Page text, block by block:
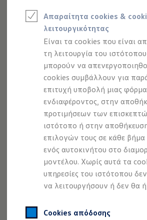
Απαραίτητα cookies &
λειτουργικότητας
Είναι τα cookies που είναι
τη λειτουργία του
μπορούν να
cookies συμβάλλουν για
επιτυχή υποβολή μιας
ενδιαφέροντος, στην
προτιμήσεων των
ιστότοπο ή στην
επιλογών τους σε κάθε
ενός αυτοκινήτου στο
μοντέλου. Χωρίς αυτά τα
υπηρεσίες του ιστότοπου
να λειτουργήσουν ή δεν θα
Cookies απόδοσης
Νέο Tayron ehybrid
e-Tools για ηλεκτρικά
Προσομοιωτής
Προσομοιωτής χρόνου
Προσομοιωτής κόστους
ID. Ενημερώσεις λογισμικού
We Charge - Υπηρεσία
Εύρεση δημόσιων σημείων
ID. Charger
Ενημέρωση ID.
Πλατφόρμα MEB
Μύθοι & Αλήθειες για
Πού μπορώ να φορτίσω;
Πόσο μακριά μπορώ να
Πώς μπορώ να
Πώς μπορώ να φορτίσω;
Η αντλία θερμότητας
Η λειτουργία
Το σύστημα πέδησης
Διαθέσιμα νέα και μεταχειρισμένα
Διαθέσιμα νέα αυτοκίνητα
Χρηματοδότηση και Leasing
για τις χαμηλές θερμοκρασίες.
ή 18” Adamantium Dark - και αν το
δράση, διατίθενται και ως πλήρες
Ανακαλύψτε περισσότερα